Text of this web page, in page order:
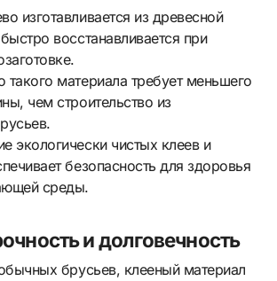
изготавливается из древесной
восстанавливается при
материала требует меньшего
чем строительство из
экологически чистых клеев и
безопасность для здоровья
среды.
и долговечность
брусьев, клееный материал